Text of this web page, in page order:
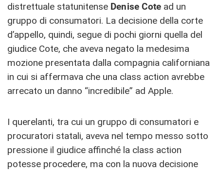
distrettuale statunitense Denise Cote ad un
gruppo di consumatori. La decisione della corte
d’appello, quindi, segue di pochi giorni quella del
giudice Cote, che aveva negato la medesima
mozione presentata dalla compagnia californiana
in cui si affermava che una class action avrebbe
arrecato un danno “incredibile” ad Apple.
I querelanti, tra cui un gruppo di consumatori e
procuratori statali, aveva nel tempo messo sotto
pressione il giudice affinché la class action
potesse procedere, ma con la nuova decisione